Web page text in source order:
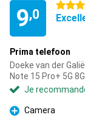
9,0
4.5
Prima telefoon
Doeke van der
Note 15 Pro+ 5G
Je
Pour
Camera